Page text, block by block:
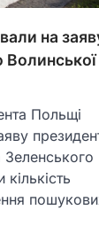
на
Польщі